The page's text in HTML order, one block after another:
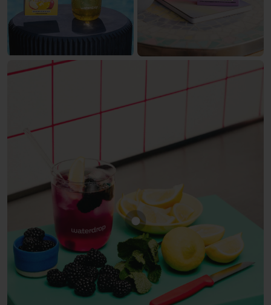
Mostra prodotto MORA